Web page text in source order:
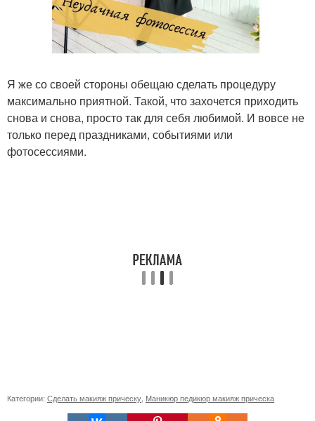
Я же со своей стороны обещаю сделать процедуру
максимально приятной. Такой, что захочется приходить
снова и снова, просто так для себя любимой. И вовсе не
только перед праздниками, событиями или
фотосессиями.
Категории: Сделать макияж прическу Маникюр педикюр макияж прическа